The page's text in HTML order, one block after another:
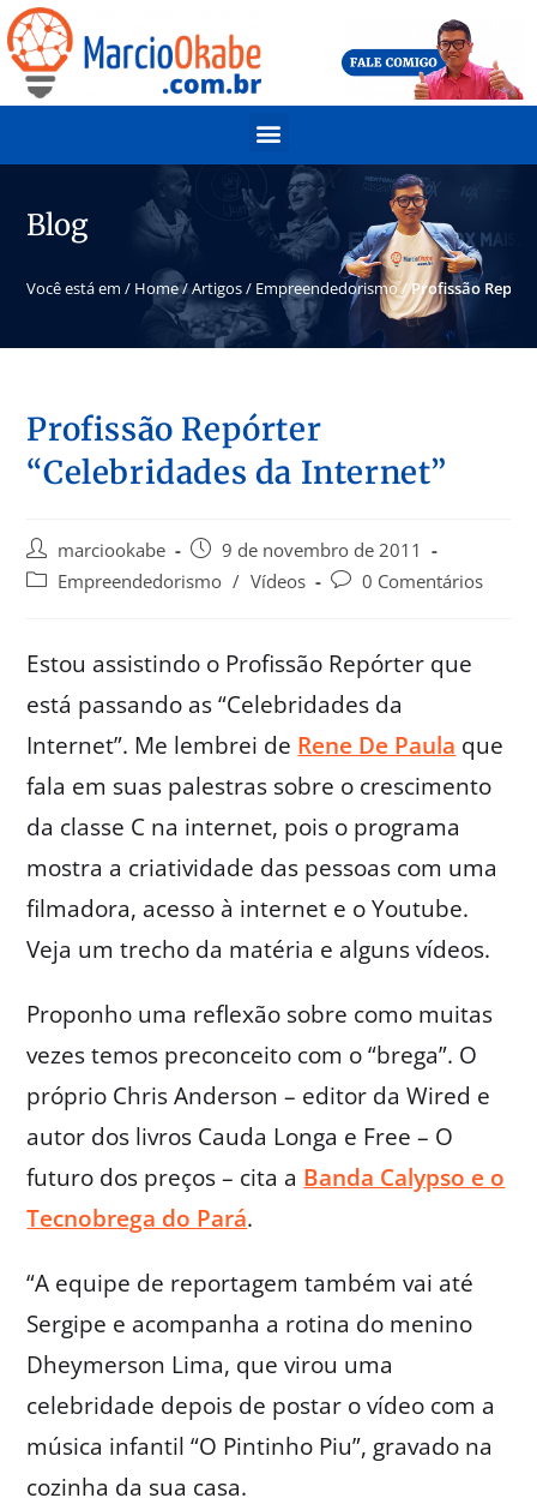
Blog
Você está em / Home/Artigos/ Empreendedorismo/Profissão
Profissão Repórter
“Celebridades da Internet”
marciookabe
9 de novembro de 2011
Empreendedorismo / Vídeos 0 Comentários
Estou assistindo o Profissão Repórter que
está passando as “Celebridades da
Internet”. Me lembrei de Rene De Paula que
fala em suas palestras sobre o crescimento
da classe C na internet, pois o programa
mostra a criatividade das pessoas com uma
filmadora, acesso à internet e o Youtube.
Veja um trecho da matéria e alguns vídeos.
Proponho uma reflexão sobre como muitas
vezes temos preconceito com o “brega”. O
próprio Chris Anderson – editor da Wired e
autor dos livros Cauda Longa e Free – O
futuro dos preços – cita a Banda Calypso e o
Tecnobrega do Pará.
“A equipe de reportagem também vai até
Sergipe e acompanha a rotina do menino
Dheymerson Lima, que virou uma
celebridade depois de postar o vídeo com a
música infantil “O Pintinho Piu”, gravado na
cozinha da sua casa.